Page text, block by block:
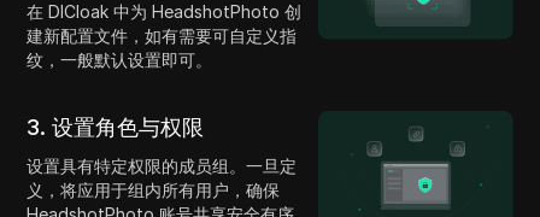
在 DICloak 中为 HeadshotPhoto 创
建新配置文件，如有需要可自定义指
纹，一般默认设置即可。
3. 设置角色与权限
设置具有特定权限的成员组。一旦定
义，将应用于组内所有用户，确保